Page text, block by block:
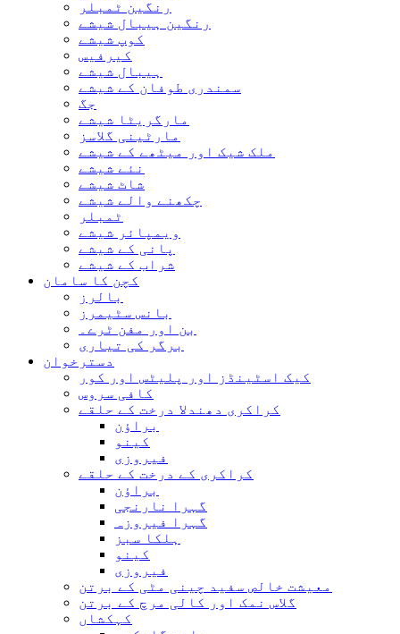
رنگین ٹمبلر
رنگین ہیبال شیشے
کوپ شیشے
کیرفیس
ہیبال شیشے
سمندری طوفان کے شیشے
جگ
مارگریٹا شیشے
مارٹینی گلاسز
ملک شیک اور میٹھے کے شیشے
نئے شیشے
شاٹ شیشے
چکھنے والے شیشے
ٹمبلر
ویمپائر شیشے
پانی کے شیشے
شراب کے شیشے
کچن کا سامان
بالرز
بانس سٹیمرز
بن اور مفن ٹرے۔
برگر کی تیاری
دسترخوان
کیک اسٹینڈز اور پلیٹس اور کور
کافی سروس
کراکری دھندلا درخت کے حلقے
براؤن
کینو
فیروزی
کراکری کے درخت کے حلقے
براؤن
گہرا نارنجی
گہرا فیروزہ
ہلکا سبز
کینو
فیروزی
معیشت خالص سفید چینی مٹی کے برتن
گلاس نمک اور کالی مرچ کے برتن
کہکشاں